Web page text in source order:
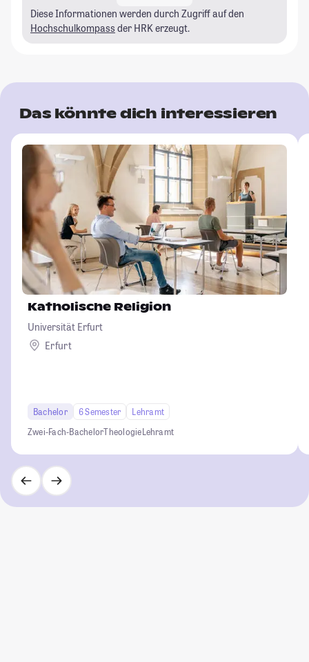
Diese Informationen werden durch Zugriff auf den
Hochschulkompass der HRK erzeugt.
Das könnte dich interessieren
Katholische Religion
Universität Erfurt
Erfurt
Bachelor 6 Semester
Lehramt
Zwei-Fach-BachelorTheologieLehramt